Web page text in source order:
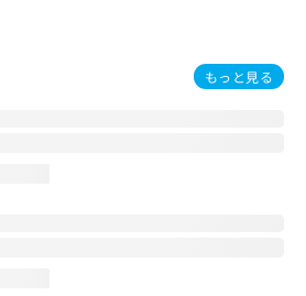
もっと見る